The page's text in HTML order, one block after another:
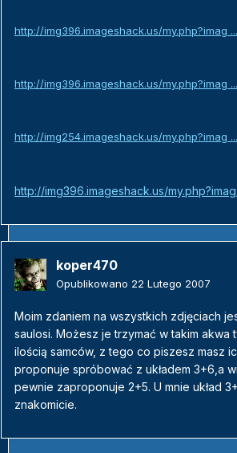
http://img396.imageshack.us/my.php?imag
http://img396.imageshack.us/my.php?imag
http://img254.imageshack.us/my.php?imag
http://img396.imageshack.us/
koper470
Opublikowano 22 Lutego 2007
Moim zdaniem na wszystkich zdjęciach
saulosi. Możesz je trzymać w takim akwa
ilością samców, z tego co piszesz masz
proponuje spróbować z układem 3+6,a
pewnie zaproponuje 2+5. U mnie układ
znakomicie.